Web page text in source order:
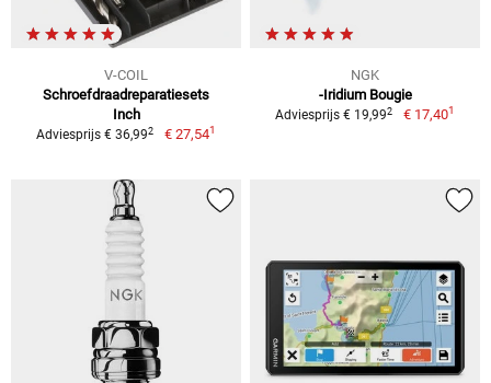
V-COIL
Schroefdraadreparatiesets
Inch
Adviesprijs € 36,992 € 27,541
NGK
-Iridium Bougie
Adviesprijs € 19,992 € 17,401